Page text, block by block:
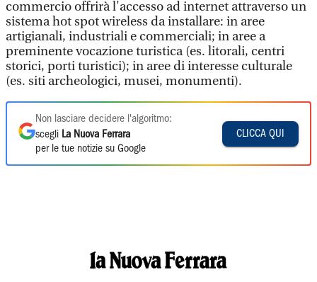
commercio offrirà l'accesso ad internet attraverso un
sistema hot spot wireless da installare: in aree
artigianali, industriali e commerciali; in aree a
preminente vocazione turistica (es. litorali, centri
storici, porti turistici); in aree di interesse culturale
(es. siti archeologici, musei, monumenti).
Non lasciare decidere l'algoritmo:
scegli La Nuova Ferrara
per le tue notizie su Google
CLICCA QUI